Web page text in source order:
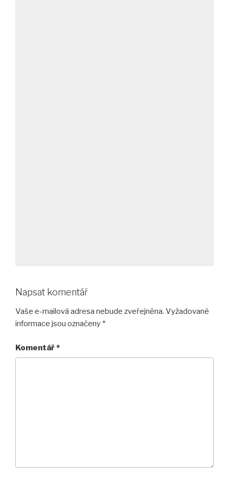
Napsat komentář
Vaše e-mailová adresa nebude zveřejněna. Vyžadované
informace jsou označeny *
Komentář*